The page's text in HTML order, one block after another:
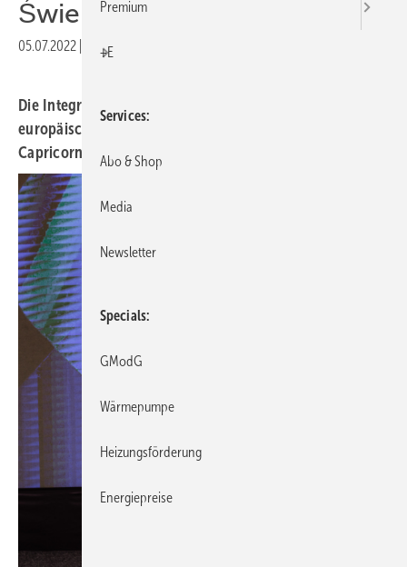
Świebodzice eingeweiht
05.07.2022 Druckvorschau
Die Integration des polnischen Unternehmens ist Teil der
europäischen Wachstumsstrategie von Uponor. So wird
Capricorn nach der Übernahme mit einbezogen.
Premium
+E
Services
Abo & Shop
Media
Newsletter
Specials
GModG
Wärmepumpe
Heizungsförderung
Energiepreise